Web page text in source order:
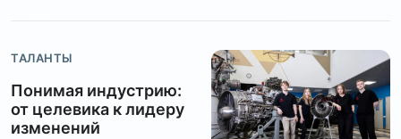
ТАЛАНТЫ
Понимая индустрию:
от целевика к лидеру
изменений